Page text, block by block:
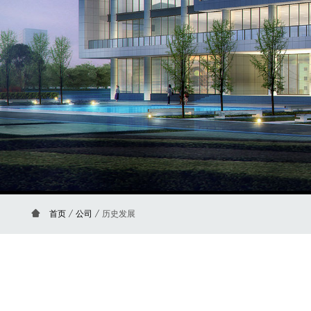
首页 / 公司 / 历史发展